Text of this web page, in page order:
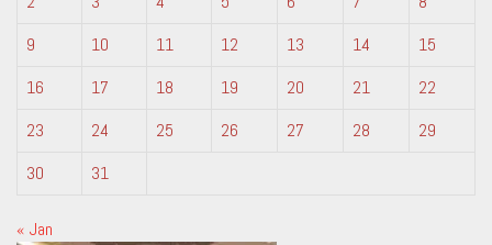
9
10 11 12 13 14
15
16
17 18 19 20 21
22
23
24 25 26 27 28
29
30
31
« Jan